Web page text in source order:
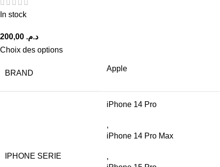
In stock
د.م.
Choix des options
BRAND
Apple
IPHONE SERIE
iPhone 14 Pro
,
iPhone 14 Pro Max
,